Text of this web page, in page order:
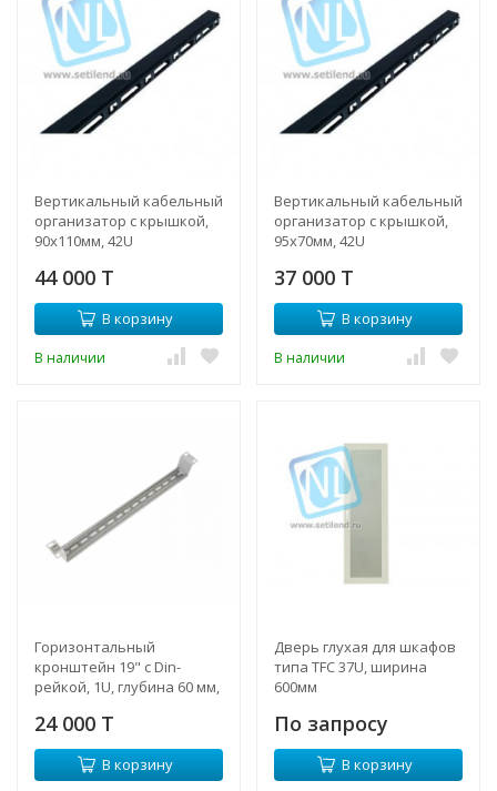
Вертикальный кабельный
организатор с крышкой,
90х110мм, 42U
44 000 T
В корзину
В наличии
Вертикальный кабельный
организатор с крышкой,
95х70мм, 42U
37 000 T
В корзину
В наличии
Горизонтальный
кронштейн 19" с Din-
рейкой, 1U, глубина 60 мм,
24 000 T
В корзину
Дверь глухая для шкафов
типа TFC 37U, ширина
600мм
По запросу
В корзину